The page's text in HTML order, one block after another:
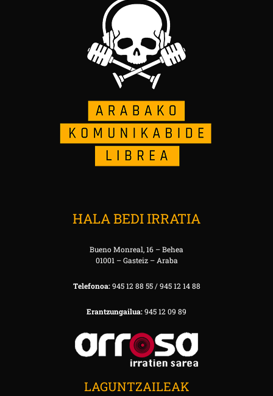
HALA BEDI IRRATIA
Bueno Monreal, 16 – Behea
01001 – Gasteiz – Araba
Telefonoa:945 12 88 55 / 945 12 14 88
Erantzungailua:945 12 09 89
LAGUNTZAILEAK